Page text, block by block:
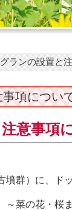
グランの設置と
項につい
意事項
群）に、ド
～菜の花・桜